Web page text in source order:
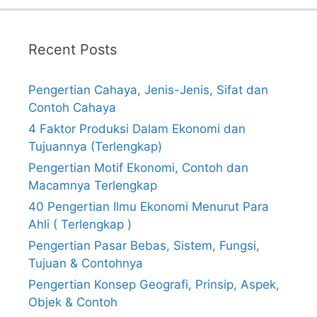
Recent Posts
Pengertian Cahaya, Jenis-Jenis, Sifat dan
Contoh Cahaya
4 Faktor Produksi Dalam Ekonomi dan
Tujuannya (Terlengkap)
Pengertian Motif Ekonomi, Contoh dan
Macamnya Terlengkap
40 Pengertian Ilmu Ekonomi Menurut Para
Ahli ( Terlengkap )
Pengertian Pasar Bebas, Sistem, Fungsi,
Tujuan & Contohnya
Pengertian Konsep Geografi, Prinsip, Aspek,
Objek & Contoh